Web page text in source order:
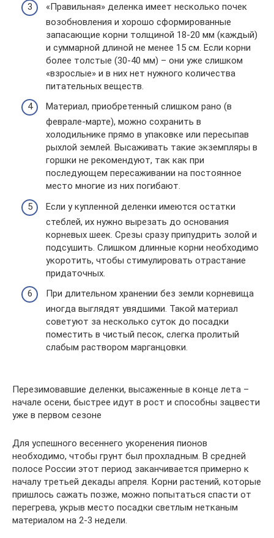
«Правильная» деленка имеет несколько почек
возобновления и хорошо сформированные
запасающие корни толщиной 18-20 мм (каждый)
и суммарной длиной не менее 15 см. Если корни
более толстые (30-40 мм) – они уже слишком
«взрослые» и в них нет нужного количества
питательных веществ.
Материал, приобретенный слишком рано (в
феврале-марте), можно сохранить в
холодильнике прямо в упаковке или пересыпав
рыхлой землей. Высаживать такие экземпляры в
горшки не рекомендуют, так как при
последующем пересаживании на постоянное
место многие из них погибают.
Если у купленной деленки имеются остатки
стеблей, их нужно вырезать до основания
корневых шеек. Срезы сразу припудрить золой и
подсушить. Слишком длинные корни необходимо
укоротить, чтобы стимулировать отрастание
придаточных.
При длительном хранении без земли корневища
иногда выглядят увядшими. Такой материал
советуют за несколько суток до посадки
поместить в чистый песок, слегка пролитый
слабым раствором марганцовки.
Перезимовавшие деленки, высаженные в конце лета –
начале осени, быстрее идут в рост и способны зацвести
уже в первом сезоне
Для успешного весеннего укоренения пионов
необходимо, чтобы грунт был прохладным. В средней
полосе России этот период заканчивается примерно к
началу третьей декады апреля. Корни растений, которые
пришлось сажать позже, можно попытаться спасти от
перегрева, укрыв место посадки светлым нетканым
материалом на 2-3 недели.